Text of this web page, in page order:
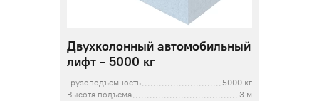
Двухколонный автомобильный
лифт - 5000 кг
Грузоподъемность
5000 кг
Высота подъема
3 м